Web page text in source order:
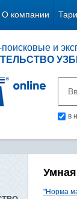
О компании
и
в
"Норма